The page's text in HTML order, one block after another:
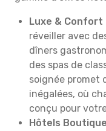
Luxe & Confort
réveiller avec
dîners
des spas de
soignée promet
inégalées, où
conçu pour
Hôtels